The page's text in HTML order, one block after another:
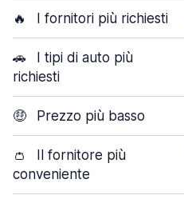
🔥 I fornitori più richiesti
🚗
I tipi di auto più
richiesti
🤑 Prezzo più basso
👛
Il fornitore più
conveniente